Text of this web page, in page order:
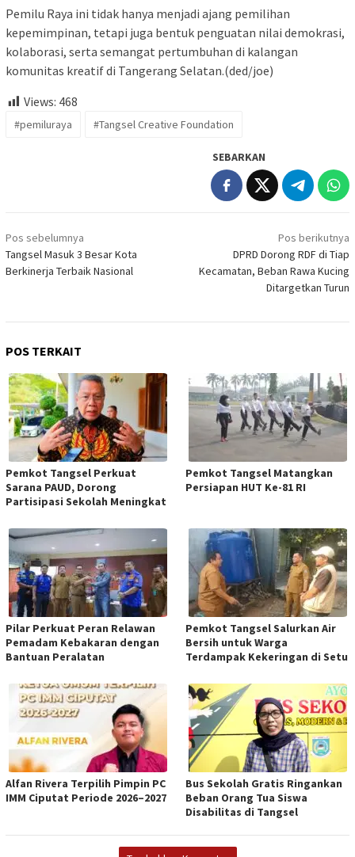
Pemilu Raya ini tidak hanya menjadi ajang pemilihan
kepemimpinan, tetapi juga bentuk penguatan nilai demokrasi,
kolaborasi, serta semangat pertumbuhan di kalangan
komunitas kreatif di Tangerang Selatan.(ded/joe)
Views: 468
#pemiluraya #Tangsel Creative Foundation
SEBARKAN
Navigasi
pos
Pos sebelumnya
Tangsel Masuk 3 Besar Kota
Berkinerja Terbaik Nasional
Pos berikutnya
DPRD Dorong RDF di Tiap
Kecamatan, Beban Rawa Kucing
Ditargetkan Turun
POS TERKAIT
Pemkot Tangsel Perkuat
Sarana PAUD, Dorong
Partisipasi Sekolah Meningkat
Pemkot Tangsel Matangkan
Persiapan HUT Ke-81 RI
Pilar Perkuat Peran Relawan
Pemadam Kebakaran dengan
Bantuan Peralatan
Pemkot Tangsel Salurkan Air
Bersih untuk Warga
Terdampak Kekeringan di Setu
Alfan Rivera Terpilih Pimpin PC
IMM Ciputat Periode 2026–2027
Bus Sekolah Gratis Ringankan
Beban Orang Tua Siswa
Disabilitas di Tangsel